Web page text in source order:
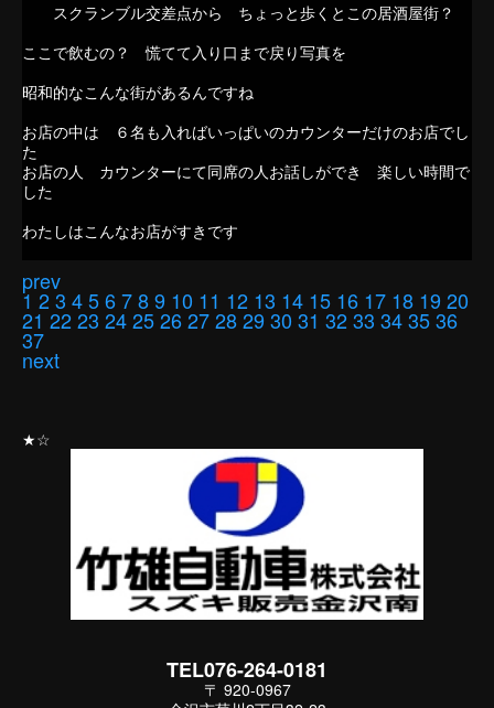
スクランブル交差点から ちょっと歩くとこの居酒屋街？
ここで飲むの？ 慌てて入り口まで戻り写真を
昭和的なこんな街があるんですね
お店の中は ６名も入ればいっぱいのカウンターだけのお店でし
た
お店の人 カウンターにて同席の人お話しができ 楽しい時間で
した
わたしはこんなお店がすきです
prev
1 23 456789 10 11 12 13 14 15 16 17 18 1920
21 2223 24252627282930 31 3233 343536
37
next
★☆
TEL076-264-0181
〒 920-0967